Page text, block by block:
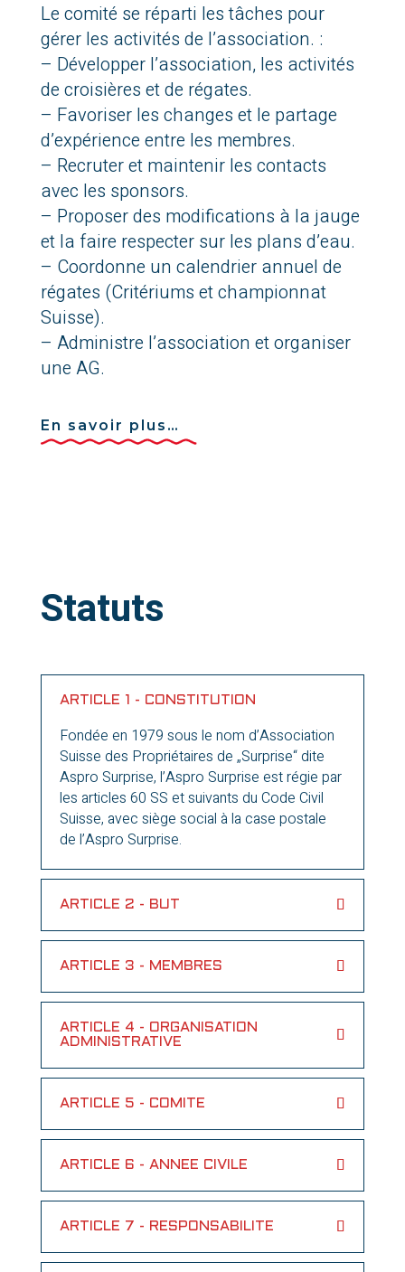
Le comité se réparti les tâches pour
gérer les activités de l’association. :
– Développer l’association, les activités
de croisières et de régates.
– Favoriser les changes et le partage
d’expérience entre les membres.
– Recruter et maintenir les contacts
avec les sponsors.
– Proposer des modifications à la jauge
et la faire respecter sur les plans d’eau.
– Coordonne un calendrier annuel de
régates (Critériums et championnat
Suisse).
– Administre l’association et organiser
une AG.
En savoir plus…
Statuts
ARTICLE 1 - CONSTITUTION
Fondée en 1979 sous le nom d’Association
Suisse des Propriétaires de „Surprise“ dite
Aspro Surprise, l’Aspro Surprise est régie par
les articles 60 SS et suivants du Code Civil
Suisse, avec siège social à la case postale
de l’Aspro Surprise.
ARTICLE 2 - BUT
ARTICLE 3 - MEMBRES
ARTICLE 4 - ORGANISATION
ADMINISTRATIVE
ARTICLE 5 - COMITE
ARTICLE 6 - ANNEE CIVILE
ARTICLE 7 - RESPONSABILITE